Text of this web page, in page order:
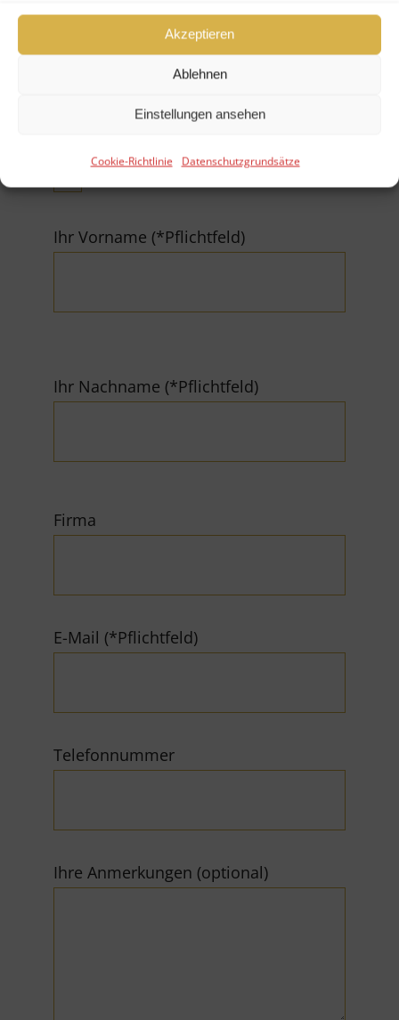
Akzeptieren
Ablehnen
Einstellungen ansehen
Cookie-Richtlinie Datenschutzgrundsätze
Fonds kaufen
Ihr Vorname (*Pflichtfeld)
Ihr Nachname (*Pflichtfeld)
Firma
E-Mail (*Pflichtfeld)
Telefonnummer
Ihre Anmerkungen (optional)